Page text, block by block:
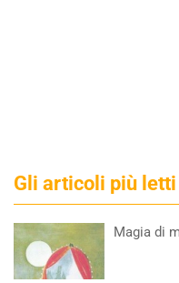
Gli articoli più letti
Magia di